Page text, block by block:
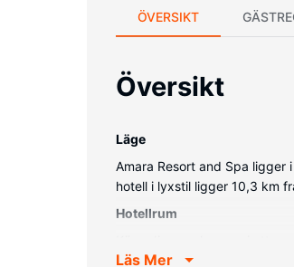
ÖVERSIKT
Översikt
Läge
Amara Resort and Spa ligger
hotell i lyxstil ligger 10,3 km
Hotellrum
badkar eller dusch,
Läs Mer